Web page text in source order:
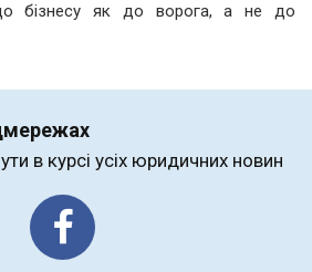
бізнесу як до ворога, а не до
в курсі усіх юридичних новин